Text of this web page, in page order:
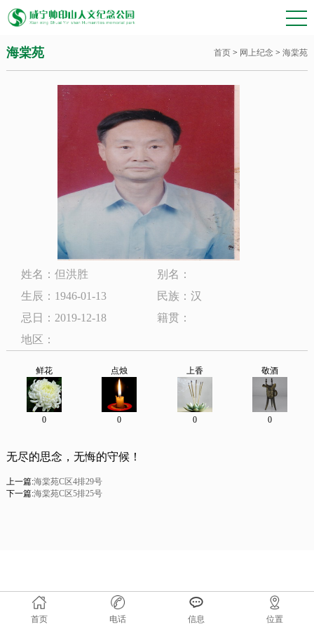
海棠苑 首页 > 网上纪念 >海棠苑
姓名：但洪胜
别名：
生辰：1946-01-13
民族：汉
忌日：2019-12-18
籍贯：
地区：
鲜花
0
点烛
0
上香
0
敬酒
0
无尽的思念，无悔的守候！
上一篇:海棠苑C区4排29号
下一篇:海棠苑C区5排25号
首页 电话 信息 位置